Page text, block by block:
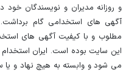
و روزانه مدیران و نویسندگان
آگهی های استخدامی گام
مطلوب و با کیفیت آگهی های
این سایت بوده است. ایران
می شود و وابسته به هیچ نهاد و یا